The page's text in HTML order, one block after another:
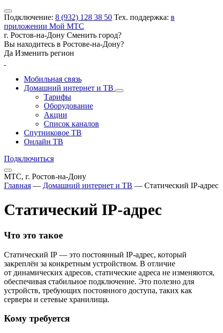
Подключение: 8 (932) 128 38 50 Тех. поддержка: в
приложении Мой МТС
г. Ростов-на-Дону Сменить город?
Вы находитесь в Ростове-на-Дону?
Да Изменить регион
Мобильная связь
Домашний интернет и ТВ
Тарифы
Оборудование
Акции
Список каналов
Спутниковое ТВ
Онлайн ТВ
Подключиться
МТС, г. Ростов-на-Дону
Главная — Домашний интернет и ТВ — Статический IP-адрес
Статический IP-адрес
Что это такое
Статический IP — это постоянный IP-адрес, который
закреплён за конкретным устройством. В отличие
от динамических адресов, статические адреса не изменяются,
обеспечивая стабильное подключение. Это полезно для
устройств, требующих постоянного доступа, таких как
серверы и сетевые хранилища.
Кому требуется